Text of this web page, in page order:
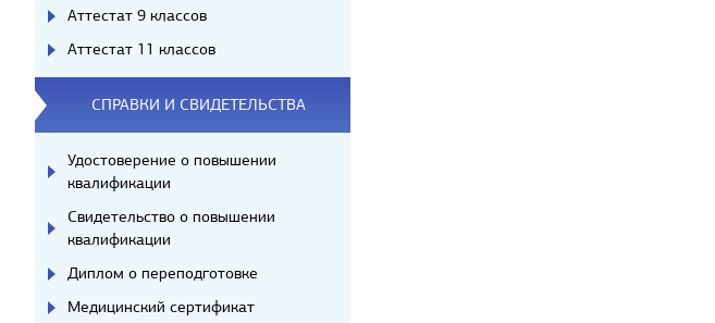
Аттестат 9 классов
Аттестат 11 классов
СПРАВКИ И СВИДЕТЕЛЬСТВА
Удостоверение о повышении
квалификации
Свидетельство о повышении
квалификации
Диплом о переподготовке
Медицинский сертификат